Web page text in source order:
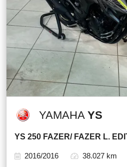
YAMAHA YS
YS 250 FAZER/ FAZER L.
2016/2016 38.027 km